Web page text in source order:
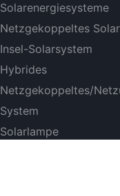
Solarenergiesysteme
Netzgekoppeltes
Insel-Solarsystem
Hybrides
Netzgekoppeltes/
System
Solarlampe